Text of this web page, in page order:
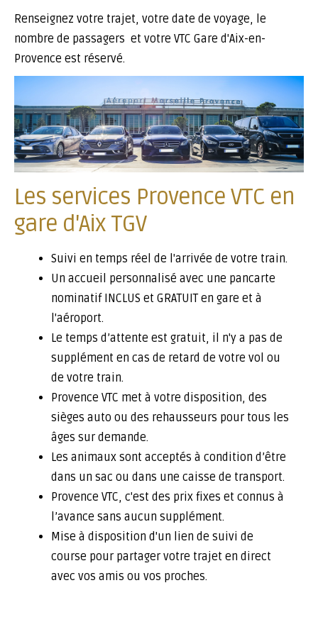
Renseignez votre trajet, votre date de voyage, le
nombre de passagers et votre VTC Gare d'Aix-en-
Provence est réservé.
Les services Provence VTC en
gare d'Aix TGV
Suivi en temps réel de l'arrivée de votre train.
Un accueil personnalisé avec une pancarte
nominatif INCLUS et GRATUIT en gare et à
l'aéroport.
Le temps d’attente est gratuit, il n'y a pas de
supplément en cas de retard de votre vol ou
de votre train.
Provence VTC met à votre disposition, des
sièges auto ou des rehausseurs pour tous les
âges sur demande.
Les animaux sont acceptés à condition d’être
dans un sac ou dans une caisse de transport.
Provence VTC, c'est des prix fixes et connus à
l’avance sans aucun supplément.
Mise à disposition d'un lien de suivi de
course pour partager votre trajet en direct
avec vos amis ou vos proches.